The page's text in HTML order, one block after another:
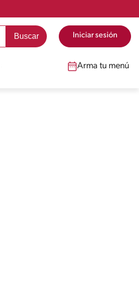
Iniciar sesión
Arma tu menú